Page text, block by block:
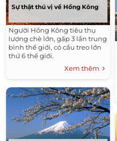
Sự thật thú vị về Hồng Kông
Người Hồng Kông tiêu thụ
lượng chè lớn, gấp 3 lần trung
bình thế giới, có cầu treo lớn
thứ 6 thế giới.
Xem thêm